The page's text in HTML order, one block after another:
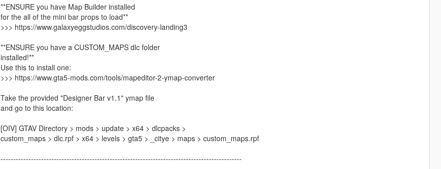
**ENSURE you have Map Builder installed
for the all of the mini bar props to load**
>>> https://www.galaxyeggstudios.com/discovery-landing3
**ENSURE you have a CUSTOM_MAPS dlc folder
installed!**
Use this to install one:
>>> https://www.gta5-mods.com/tools/mapeditor-2-ymap-converter
Take the provided "Designer Bar v1.1" ymap file
and go to this location:
[OIV] GTAV Directory > mods > update > x64 > dlcpacks >
custom_maps > dlc.rpf > x64 > levels > gta5 > _citye > maps > custom_maps.rpf
-----------------------------------------------------------------------------------------------